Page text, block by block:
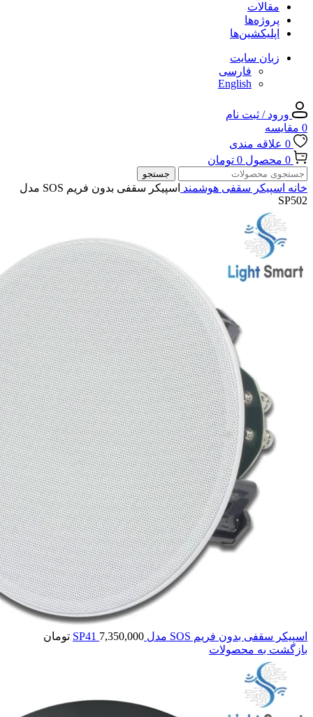
مقالات
پروژه‌ها
اپلیکشین‌ها
زبان سایت
فارسی
English
ورود / ثبت نام
0 مقایسه
0 علاقه مندی
0 محصول 0 تومان
جستجو
خانه اسپیکر سقفی هوشمند
اسپیکر سقفی بدون فریم SOS مدل
SP502
اسپیکر سقفی بدون فریم SOS مدل SP41 7,350,000
تومان
بازگشت به محصولات